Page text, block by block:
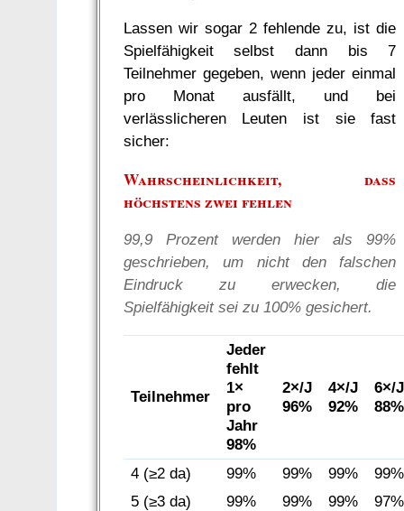
Lassen wir sogar 2 fehlende zu, ist die
Spielfähigkeit selbst dann bis 7
Teilnehmer gegeben, wenn jeder einmal
pro Monat ausfällt, und bei
verlässlicheren Leuten ist sie fast
sicher:
Wahrscheinlichkeit, dass
höchstens zwei fehlen
99,9 Prozent werden hier als 99%
geschrieben, um nicht den falschen
Eindruck zu erwecken, die
Spielfähigkeit sei zu 100% gesichert.
Teilnehmer
Jeder
fehlt
1×
pro
Jahr
98%
2×/J
96%
4×/J
92%
6×/J
88%
4 (≥2 da) 99% 99% 99%
99%
5 (≥3 da)
99% 99% 99%
97%